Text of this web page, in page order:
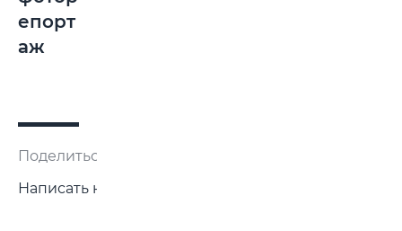
епорт
аж
Поделиться:
Написать нам